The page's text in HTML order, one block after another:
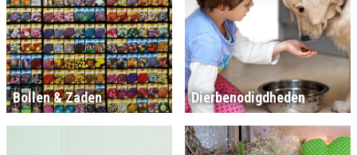
Bollen & Zaden Dierbenodigdheden